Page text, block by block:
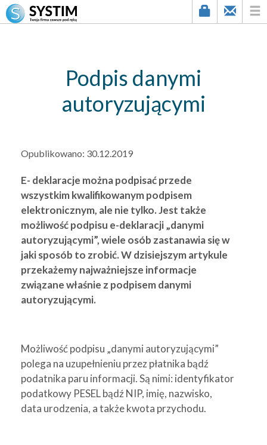
string(2) "23"
Podpis danymi
autoryzującymi
Opublikowano: 30.12.2019
E- deklaracje można podpisać przede
wszystkim kwalifikowanym podpisem
elektronicznym, ale nie tylko. Jest także
możliwość podpisu e-deklaracji„danymi
autoryzującymi”, wiele osób zastanawia się w
jaki sposób to zrobić. W dzisiejszym artykule
przekażemy najważniejsze informacje
związane właśnie z podpisem danymi
autoryzującymi.
Możliwość podpisu „danymi autoryzującymi”
polega na uzupełnieniu przez płatnika bądź
podatnika paru informacji. Są nimi: identyfikator
podatkowy PESEL bądź NIP, imię, nazwisko,
data urodzenia, a także kwota przychodu.